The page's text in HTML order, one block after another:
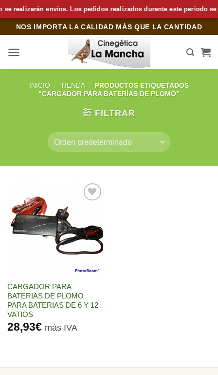
realizarán envíos. Los pedidos realizados durante este periodo se
Saltar
contenido
NOS IMPORTA LA CALIDAD MÁS QUE LA CANTIDAD
INICIO / TIENDA / PRODUCTOS ETIQUETADOS
“CARGADOR PARA BATERÍAS DE PLOMO”
FILTRAR
lista de
deseos
CARGADOR PARA
BATERIAS DE PLOMO
PARA BATERIAS DE 6 Y 12
VATIOS
28,93€ más IVA